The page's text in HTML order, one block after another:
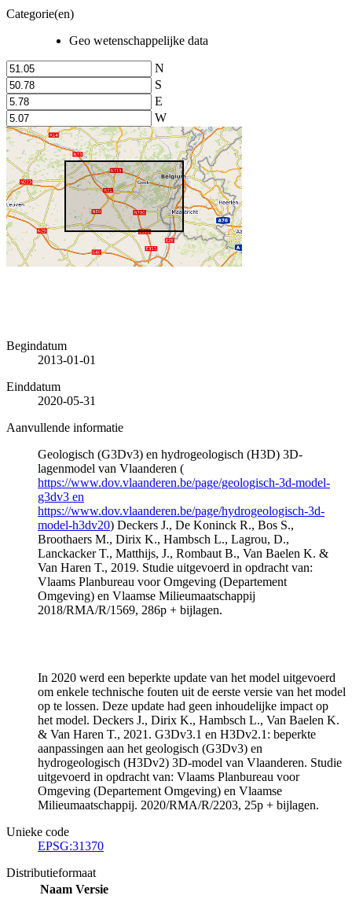
Categorie(en)
Geo wetenschappelijke data
N
S
E
W
Begindatum
2013-01-01
Einddatum
2020-05-31
Aanvullende informatie
Geologisch (G3Dv3) en hydrogeologisch (H3D) 3D-
lagenmodel van Vlaanderen (
https://www.dov.vlaanderen.be/page/geologisch-3d-model-
g3dv3 en
https://www.dov.vlaanderen.be/page/hydrogeologisch-3d-
model-h3dv20) Deckers J., De Koninck R., Bos S.,
Broothaers M., Dirix K., Hambsch L., Lagrou, D.,
Lanckacker T., Matthijs, J., Rombaut B., Van Baelen K. &
Van Haren T., 2019. Studie uitgevoerd in opdracht van:
Vlaams Planbureau voor Omgeving (Departement
Omgeving) en Vlaamse Milieumaatschappij
2018/RMA/R/1569, 286p + bijlagen.
In 2020 werd een beperkte update van het model uitgevoerd
om enkele technische fouten uit de eerste versie van het model
op te lossen. Deze update had geen inhoudelijke impact op
het model. Deckers J., Dirix K., Hambsch L., Van Baelen K.
& Van Haren T., 2021. G3Dv3.1 en H3Dv2.1: beperkte
aanpassingen aan het geologisch (G3Dv3) en
hydrogeologisch (H3Dv2) 3D-model van Vlaanderen. Studie
uitgevoerd in opdracht van: Vlaams Planbureau voor
Omgeving (Departement Omgeving) en Vlaamse
Milieumaatschappij. 2020/RMA/R/2203, 25p + bijlagen.
Unieke code
EPSG:31370
Distributieformaat
Naam Versie